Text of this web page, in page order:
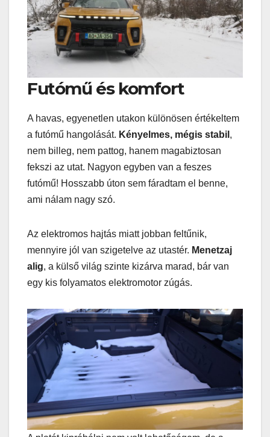
Futómű és komfort
A havas, egyenetlen utakon különösen értékeltem
a futómű hangolását. Kényelmes, mégis stabil ,
nem billeg, nem pattog, hanem magabiztosan
fekszi az utat. Nagyon egyben van a feszes
futómű! Hosszabb úton sem fáradtam el benne,
ami nálam nagy szó.
Az elektromos hajtás miatt jobban feltűnik,
mennyire jól van szigetelve az utastér. Menetzaj
alig, a külső világ szinte kizárva marad, bár van
egy kis folyamatos elektromotor zúgás.